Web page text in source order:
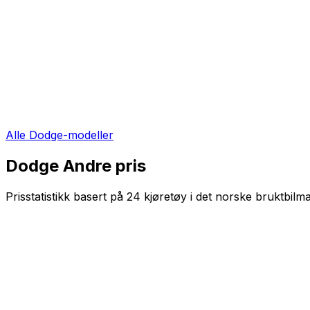
Alle Dodge-modeller
Dodge Andre pris
Prisstatistikk basert på 24 kjøretøy i det norske